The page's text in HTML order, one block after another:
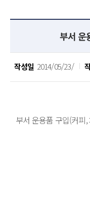
부서 운
작성일 2014/05/23/